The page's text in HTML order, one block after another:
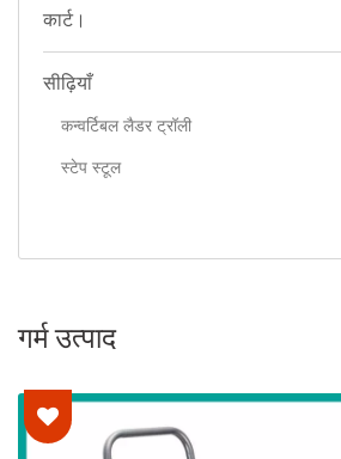
कार्ट।
सीढ़ियाँ
कन्वर्टिबल लैडर ट्रॉली
स्टेप स्टूल
गर्म उत्पाद